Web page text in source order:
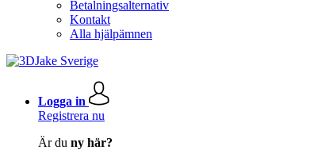
Betalningsalternativ
Kontakt
Alla hjälpämnen
Logga in
Registrera nu
Är du ny här?